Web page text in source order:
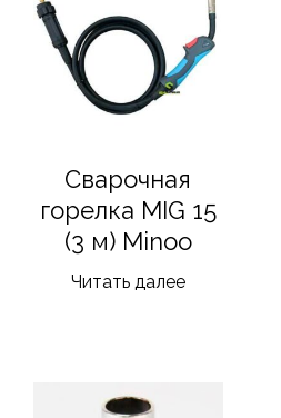
Сварочная
горелка MIG 15
(3 м) Minoo
Читать далее